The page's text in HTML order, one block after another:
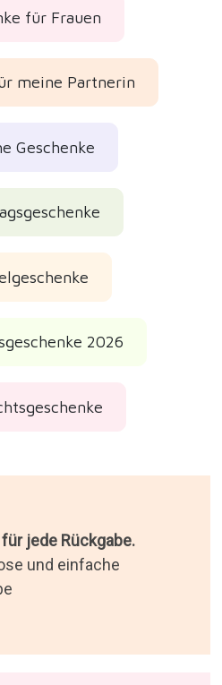
für Frauen
meine Partnerin
Geschenke
2026
jede Rückgabe.
und einfache